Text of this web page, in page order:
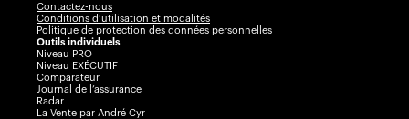
Contactez-nous
Conditions d’utilisation et modalités
Politique de protection des données personnelles
Outils individuels
Niveau PRO
Niveau EXÉCUTIF
Comparateur
Journal de l’assurance
Radar
La Vente par André Cyr